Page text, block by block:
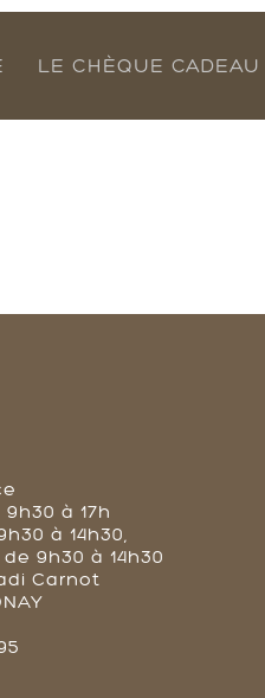
LE CHÈQUE CADEAU
à 17h
à 14h30,
9h30 à 14h30
Carnot